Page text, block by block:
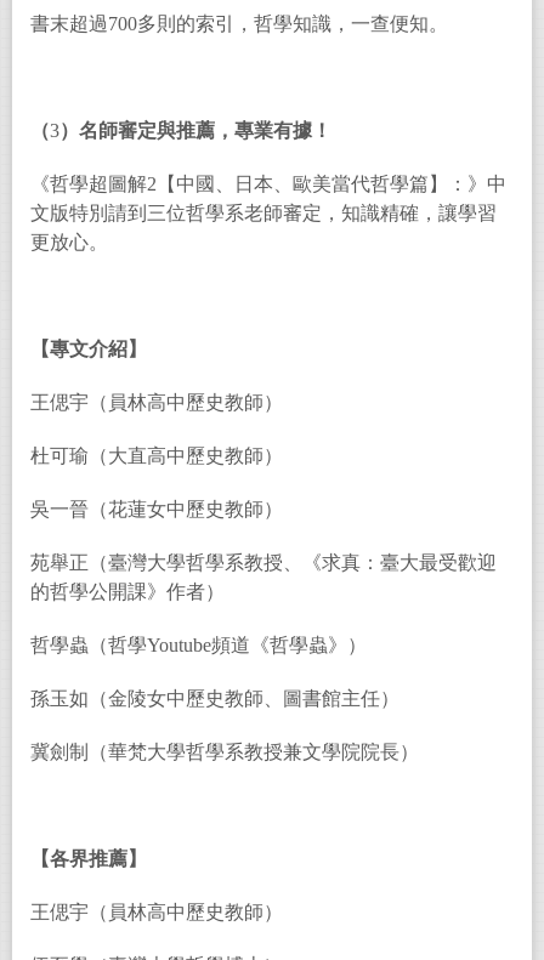
書末超過700多則的索引，哲學知識，一查便知。
（3）名師審定與推薦，專業有據！
《哲學超圖解2【中國、日本、歐美當代哲學篇】：》中
文版特別請到三位哲學系老師審定，知識精確，讓學習
更放心。
【專文介紹】
王偲宇（員林高中歷史教師）
杜可瑜（大直高中歷史教師）
吳一晉（花蓮女中歷史教師）
苑舉正（臺灣大學哲學系教授、《求真：臺大最受歡迎
的哲學公開課》作者）
哲學蟲（哲學Youtube頻道《哲學蟲》）
孫玉如（金陵女中歷史教師、圖書館主任）
冀劍制（華梵大學哲學系教授兼文學院院長）
【各界推薦】
王偲宇（員林高中歷史教師）